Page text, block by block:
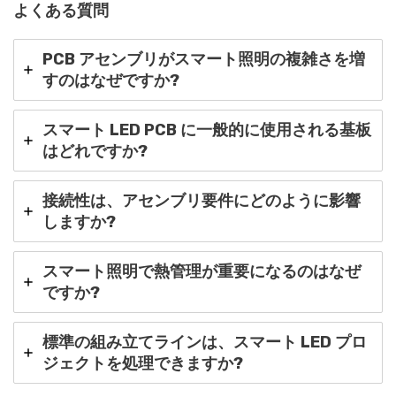
よくある質問
PCB アセンブリがスマート照明の複雑さを増
すのはなぜですか?
スマート LED PCB に一般的に使用される基板
はどれですか?
接続性は、アセンブリ要件にどのように影響
しますか?
スマート照明で熱管理が重要になるのはなぜ
ですか?
標準の組み立てラインは、スマート LED プロ
ジェクトを処理できますか?